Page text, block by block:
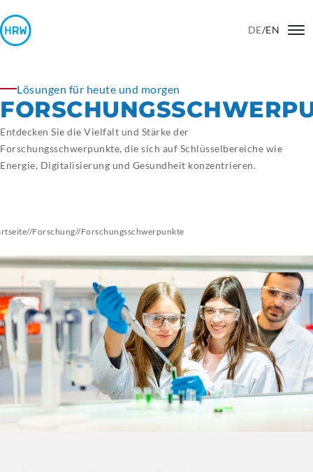
DE/EN
Lösungen für heute und morgen
Entdecken Sie die Vielfalt und Stärke der
Forschungsschwerpunkte, die sich auf Schlüsselbereiche wie
Energie, Digitalisierung und Gesundheit konzentrieren.
//Forschung//Forschungsschwerpunkte